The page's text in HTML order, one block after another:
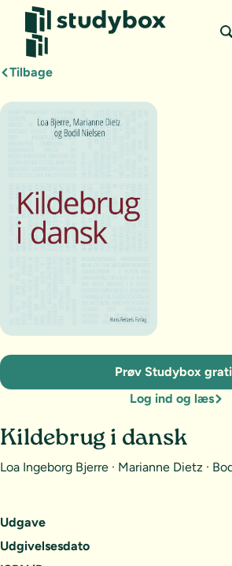
Tilbage
Udgave
Udgivelsesdato
Kildebrug i dansk
Loa Ingeborg Bjerre · Marianne Dietz ·
Prøv Studybox
Log ind og læs